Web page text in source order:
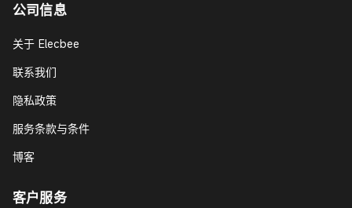
公司信息
关于 Elecbee
联系我们
隐私政策
服务条款与条件
博客
客户服务